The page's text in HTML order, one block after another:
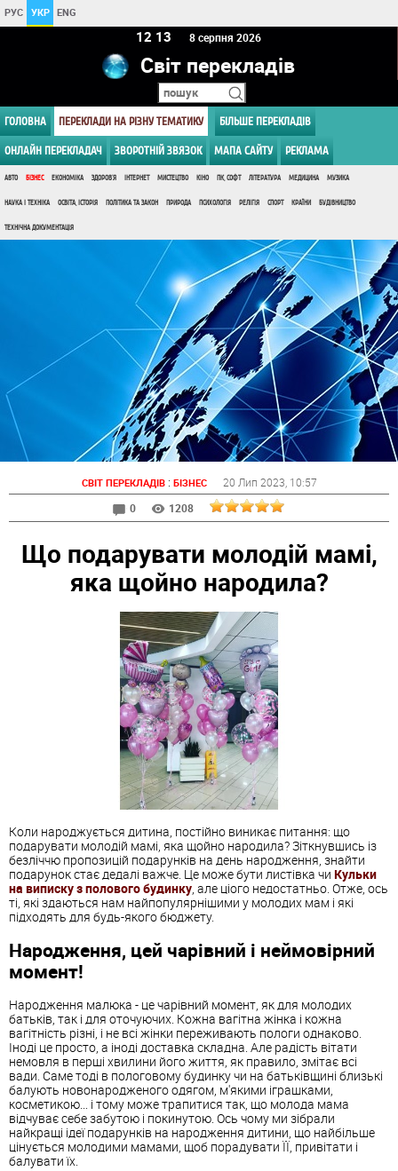
РУС УКР ENG
12 13 8 серпня 2026
Світ перекладів
ГОЛОВНА ПЕРЕКЛАДИ НА РІЗНУ ТЕМАТИКУ БІЛЬШЕ ПЕРЕКЛАДІВ
ОНЛАЙН ПЕРЕКЛАДАЧ ЗВОРОТНІЙ ЗВЯЗОК МАПА САЙТУ РЕКЛАМА
АВТО БІЗНЕС ЕКОНОМІКА ЗДОРОВ'Я ІНТЕРНЕТ МИСТЕЦТВО КІНО ПК, СОФТ ЛІТЕРАТУРА МЕДИЦИНА МУЗИКА
НАУКА І ТЕХНІКА ОСВІТА, ІСТОРІЯ ПОЛІТИКА ТА ЗАКОН ПРИРОДА ПСИХОЛОГІЯ РЕЛІГІЯ СПОРТ КРАЇНИ БУДІВНИЦТВО
ТЕХНІЧНА ДОКУМЕНТАЦІЯ
СВІТ ПЕРЕКЛАДІВ: БІЗНЕС 20 Лип 2023 , 10:57
0
1208
Що подарувати молодій мамі,
яка щойно народила?
Коли народжується дитина, постійно виникає питання: що
подарувати молодій мамі, яка щойно народила? Зіткнувшись із
безліччю пропозицій подарунків на день народження, знайти
подарунок стає дедалі важче. Це може бути листівка чи Кульки
на виписку з полового будинку, але ціого недостатньо. Отже, ось
ті, які здаються нам найпопулярнішими у молодих мам і які
підходять для будь-якого бюджету.
Народження, цей чарівний і неймовірний
момент!
Народження малюка - це чарівний момент, як для молодих
батьків, так і для оточуючих. Кожна вагітна жінка і кожна
вагітність різні, і не всі жінки переживають пологи однаково.
Іноді це просто, а іноді доставка складна. Але радість вітати
немовля в перші хвилини його життя, як правило, змітає всі
вади. Саме тоді в пологовому будинку чи на батьківщині близькі
балують новонародженого одягом, м'якими іграшками,
косметикою... і тому може трапитися так, що молода мама
відчуває себе забутою і покинутою. Ось чому ми зібрали
найкращі ідеї подарунків на народження дитини, що найбільше
цінується молодими мамами, щоб порадувати ЇЇ, привітати і
балувати їх.